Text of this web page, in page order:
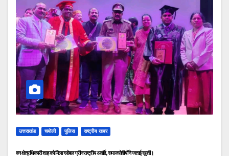
उत्तराखंड चमोली पुलिस राष्ट्रीय खबर
वन क्षेत्राधिकारी शाह को मिला ग्लोबल ग्रीन राष्ट्रीय अवाॅर्ड, समाजसेवीयों ने जताई खुशी।